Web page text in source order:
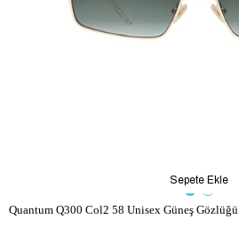
Quantum Q300 Col2 58 Unisex Güneş Gözlüğü
Sepete Ekle